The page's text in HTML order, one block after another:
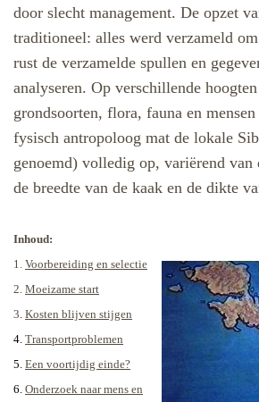
door slecht management. De opzet
traditioneel: alles werd verzameld
rust de verzamelde spullen en
analyseren. Op verschillende
grondsoorten, flora, fauna en mensen
fysisch antropoloog mat de lokale
genoemd) volledig op, variërend van
de breedte van de kaak en de dikte
Inhoud:
1. Voorbereiding en selectie
2. Moeizame start
3 Kosten blijven stijgen
4. Transportproblemen
5. Een voortijdig einde?
6. Onderzoek naar mens en